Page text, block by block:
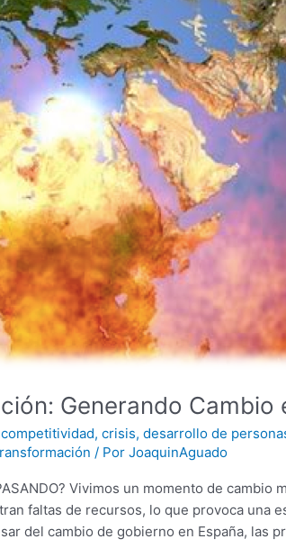
Generando
competitividad,crisis,desarrollo de
/ PorJoaquinAguado
Vivimos un momento de
faltas de recursos, lo que provoca una
del cambio de gobierno en España, las